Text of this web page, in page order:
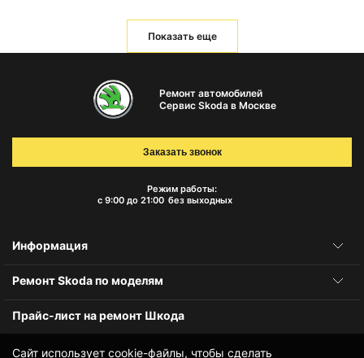
Показать еще
Сайт использует cookie-файлы, чтобы сделать
Ремонт автомобилей
Сервис Skoda в Москве
Режим работы:
с 9:00 до 21:00 без выходных
Заказать звонок
Информация
Ремонт Skoda по моделям
Прайс-лист на ремонт Шкода